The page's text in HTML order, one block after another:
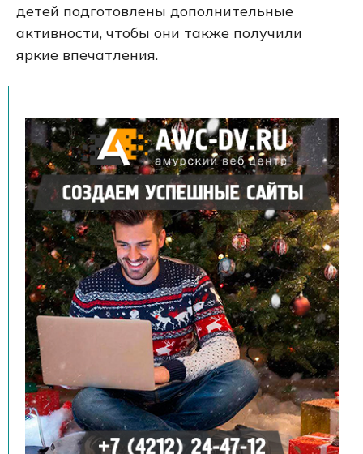
детей подготовлены дополнительные
активности, чтобы они также получили
яркие впечатления.